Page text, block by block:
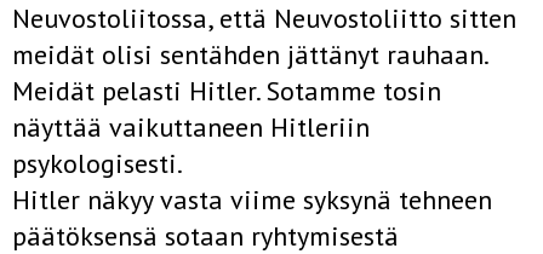
Neuvostoliitossa, että Neuvostoliitto sitten
meidät olisi sentähden jättänyt rauhaan.
Meidät pelasti Hitler. Sotamme tosin
näyttää vaikuttaneen Hitleriin
psykologisesti.
Hitler näkyy vasta viime syksynä tehneen
päätöksensä sotaan ryhtymisestä